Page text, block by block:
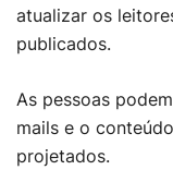
atualizar os
publicados.
As pessoas
mails e o
projetados.